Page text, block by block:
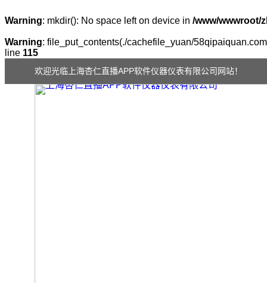
Warning: mkdir(): No space left on device in /www/wwwroot/
Warning: file_put_contents(./cachefile_yuan/
line 115
欢迎光临上海杏仁直播APP软件仪器仪表有限公司网站！